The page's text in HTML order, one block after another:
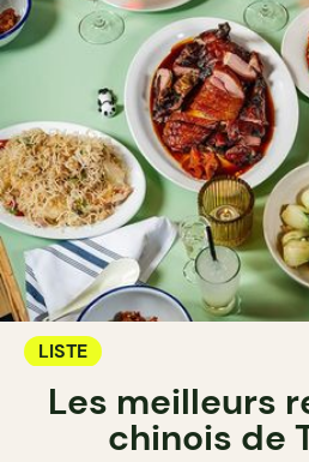
LISTE
Les meilleurs
chinois de